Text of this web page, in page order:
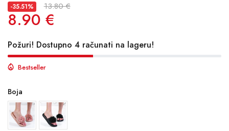
-35.51% 13.80 €
8.90 €
Požuri! Dostupno 4 računati na lageru!
Bestseller
Boja